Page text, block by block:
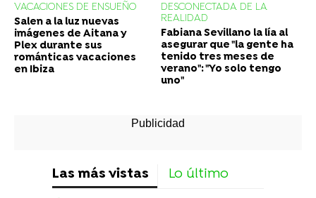
VACACIONES DE ENSUEÑO
Salen a la luz nuevas
imágenes de Aitana y
Plex durante sus
románticas vacaciones
en Ibiza
DESCONECTADA DE LA
REALIDAD
Fabiana Sevillano la lía al
asegurar que "la gente ha
tenido tres meses de
verano": "Yo solo tengo
uno"
Las más vistas Lo último